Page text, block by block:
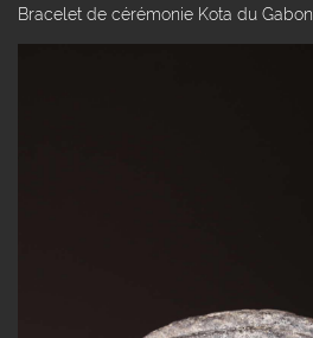
Bracelet de cérémonie Kota du Gabon.